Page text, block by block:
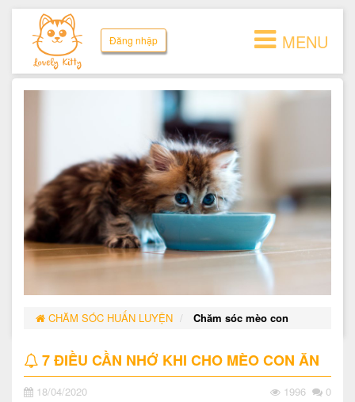
Đăng nhập
CHĂM SÓC HUẤN LUYỆN Chăm sóc mèo con
7 ĐIỀU CẦN NHỚ KHI CHO MÈO CON ĂN
18/04/2020 1996 0
MENU